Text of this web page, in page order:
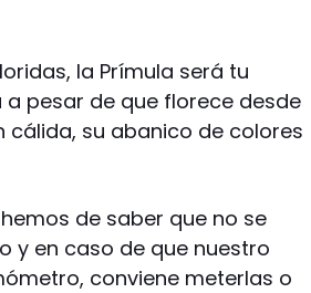
la Prímula será tu
pesar de que florece desde
su abanico de colores
de saber que no se
y en caso de que nuestro
conviene meterlas o